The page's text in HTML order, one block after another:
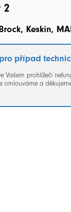
2
Keskin,
případ
Vašem prohlížeči
omlouváme a